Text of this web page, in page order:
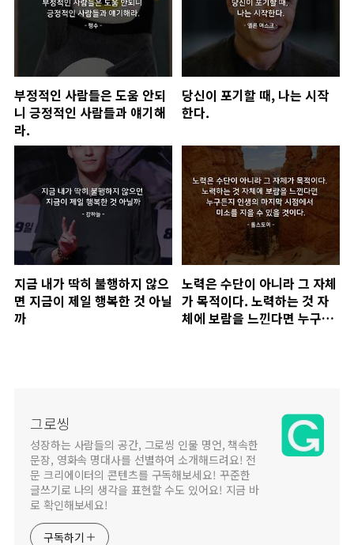
부정적인 사람들은 도움 안되
니 긍정적인 사람들과 얘기해
라.
당신이 포기할 때, 나는 시작
한다.
지금 내가 딱히 불행하지 않으
면 지금이 제일 행복한 것 아닐
까
노력은 수단이 아니라 그 자체
가 목적이다. 노력하는 것 자
체에 보람을 느낀다면 누구든
그로씽
성장하는 사람들의 공간, 그로씽 인물 명언, 책속한
문장, 영화속 명대사를 선별하여 소개해드려요! 전
문 크리에이터의 콘텐츠를 구독해보세요! 꾸준한
글쓰기로 나의 생각을 표현할 수도 있어요! 지금 바
로 확인해보세요!
구독하기